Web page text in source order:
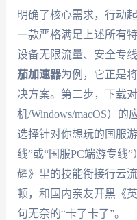
明确了核心需求，行动
一款严格满足上述所有
设备无限流量、安全专
茄加速器为例，它正是
决方案。第二步，下载
机/Windows/macOS）的
选择针对你想玩的国服
线”或“国服PC端游专线
耀》里的技能衔接行云
顿，和国内亲友开黑《
句无奈的“卡了卡了”。